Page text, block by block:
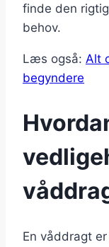
finde den
behov.
Læs også: Alt
begyndere
En våddragt